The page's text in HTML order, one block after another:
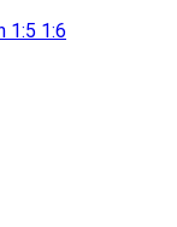
1:5 1:6